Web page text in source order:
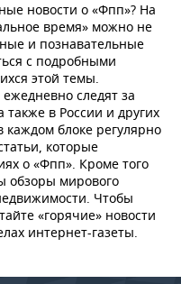
новости о «Фпп»? На
время» можно не
и познавательные
с подробными
этой темы.
следят за
в России и других
каждом блоке регулярно
которые
о «Фпп». Кроме того
обзоры мирового
Чтобы
«горячие» новости
интернет-газеты.